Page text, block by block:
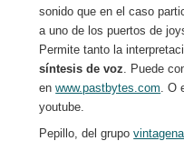
sonido que en el caso
a uno de los puertos de
Permite tanto la
síntesis de voz. Puede
enwww.pastbytes.com. O
youtube.
Pepillo, del grupo